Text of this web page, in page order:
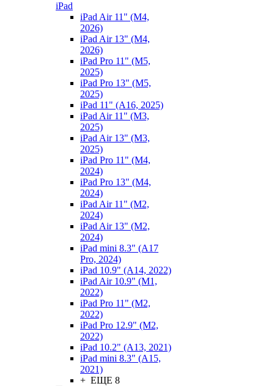
iPad
iPad Air 11" (M4,
2026)
iPad Air 13" (M4,
2026)
iPad Pro 11" (M5,
2025)
iPad Pro 13" (M5,
2025)
iPad 11" (A16, 2025)
iPad Air 11" (M3,
2025)
iPad Air 13" (M3,
2025)
iPad Pro 11" (M4,
2024)
iPad Pro 13" (M4,
2024)
iPad Air 11" (M2,
2024)
iPad Air 13" (M2,
2024)
iPad mini 8.3" (A17
Pro, 2024)
iPad 10.9" (A14, 2022)
iPad Air 10.9" (M1,
2022)
iPad Pro 11" (M2,
2022)
iPad Pro 12.9" (M2,
2022)
iPad 10.2" (A13, 2021)
iPad mini 8.3" (A15,
2021)
+ ЕЩЕ 8